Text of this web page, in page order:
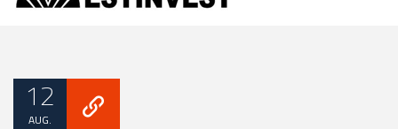
12
AUG.